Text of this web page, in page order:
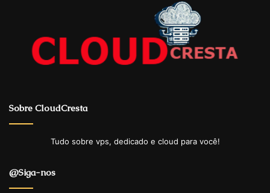
Sobre CloudCresta
Tudo sobre vps, dedicado e cloud para você!
@Siga-nos